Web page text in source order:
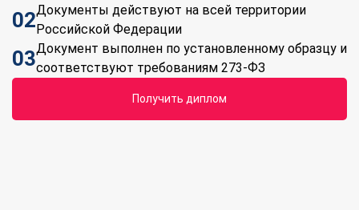
02Документы действуют на всей территории
Российской Федерации
03Документ выполнен по установленному образцу и
соответствуют требованиям 273-ФЗ
Получить диплом